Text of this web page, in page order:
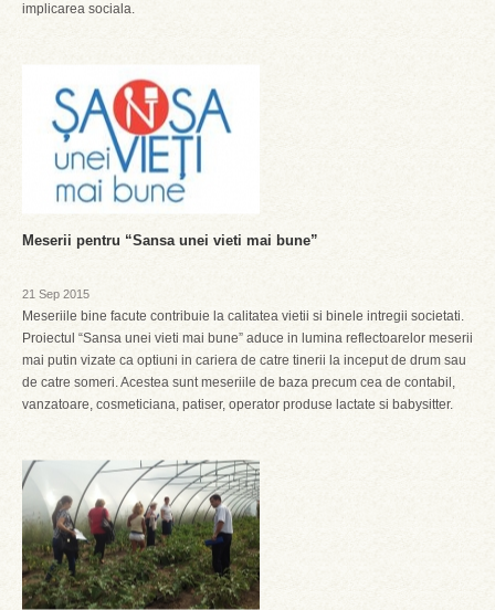
implicarea sociala.
Meserii pentru “Sansa unei vieti mai bune”
21 Sep 2015
Meseriile bine facute contribuie la calitatea vietii si binele intregii societati.
Proiectul “Sansa unei vieti mai bune” aduce in lumina reflectoarelor meserii
mai putin vizate ca optiuni in cariera de catre tinerii la inceput de drum sau
de catre someri. Acestea sunt meseriile de baza precum cea de contabil,
vanzatoare, cosmeticiana, patiser, operator produse lactate si babysitter.